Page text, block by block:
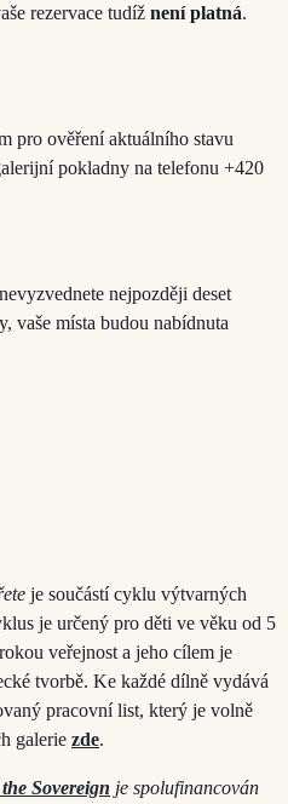
rezervace tudíž není platná.
pro ověření aktuálního stavu
pokladny na telefonu +420
nejpozději deset
vaše místa budou nabídnuta
je součástí cyklu výtvarných
je určený pro děti ve věku od 5
veřejnost a jeho cílem je
tvorbě. Ke každé dílně vydává
pracovní list, který je volně
galerie zde.
Sovereign je spolufinancován